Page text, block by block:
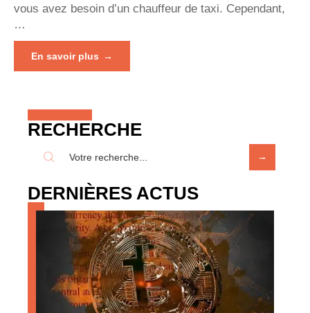
vous avez besoin d’un chauffeur de taxi. Cependant,
…
En savoir plus
RECHERCHE
DERNIÈRES ACTUS